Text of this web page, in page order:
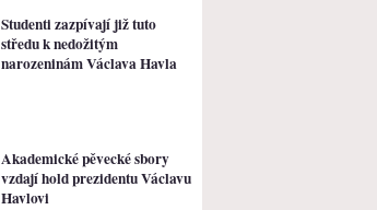
Studenti zazpívají již tuto
středu k nedožitým
narozeninám Václava Havla
Akademické pěvecké sbory
vzdají hold prezidentu Václavu
Havlovi